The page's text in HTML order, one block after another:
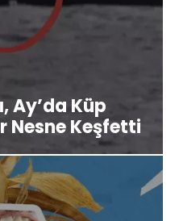
Ay’da Küp
Nesne Keşfetti